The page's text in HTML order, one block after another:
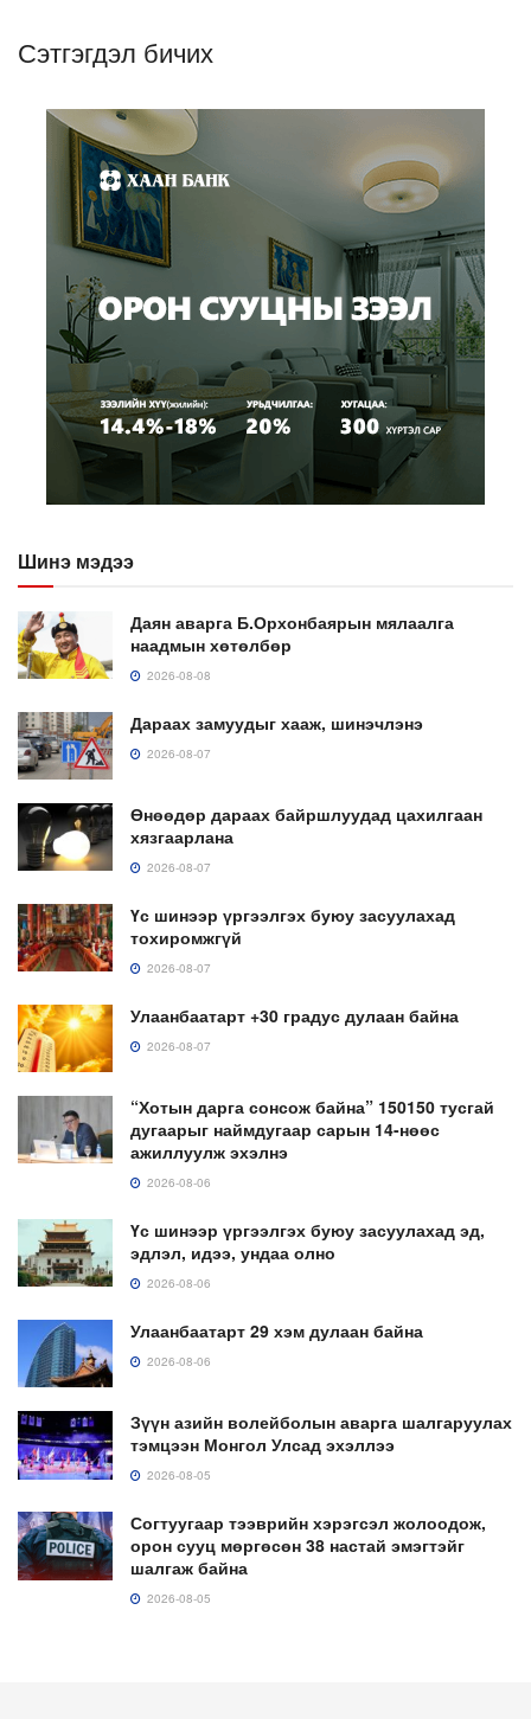
Сэтгэгдэл бичих
Шинэ мэдээ
Даян аварга Б.Орхонбаярын мялаалга
наадмын хөтөлбөр
2026-08-08
Дараах замуудыг хааж, шинэчлэнэ
2026-08-07
Өнөөдөр дараах байршлуудад цахилгаан
хязгаарлана
2026-08-07
Үс шинээр үргээлгэх буюу засуулахад
тохиромжгүй
2026-08-07
Улаанбаатарт +30 градус дулаан байна
2026-08-07
“Хотын дарга сонсож байна” 150150 тусгай
дугаарыг наймдугаар сарын 14-нөөс
ажиллуулж эхэлнэ
2026-08-06
Үс шинээр үргээлгэх буюу засуулахад эд,
эдлэл, идээ, ундаа олно
2026-08-06
Улаанбаатарт 29 хэм дулаан байна
2026-08-06
Зүүн азийн волейболын аварга шалгаруулах
тэмцээн Монгол Улсад эхэллээ
2026-08-05
Согтуугаар тээврийн хэрэгсэл жолоодож,
орон сууц мөргөсөн 38 настай эмэгтэйг
шалгаж байна
2026-08-05